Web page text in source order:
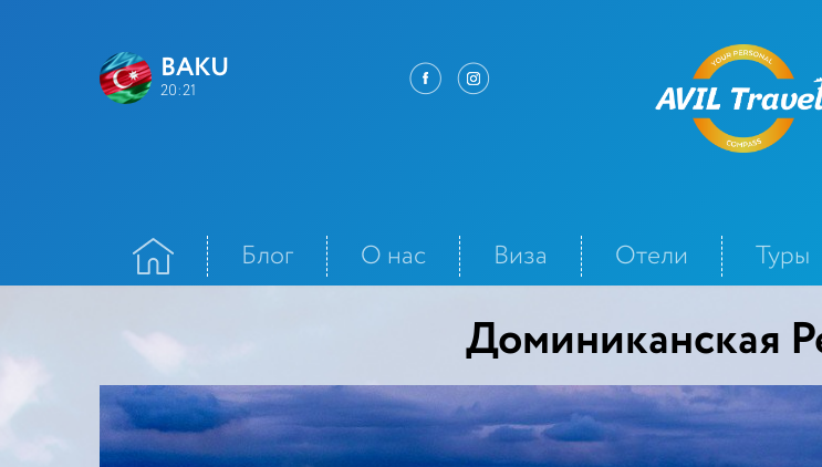
BAKU
20:21
Блог О нас Виза Отели Туры
Контакт
Доминиканская